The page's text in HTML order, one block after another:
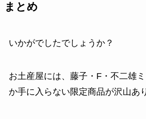
まとめ
いかがでしたでしょうか？
お土産屋には、藤子・F・不二雄
か手に入らない限定商品が沢山あ